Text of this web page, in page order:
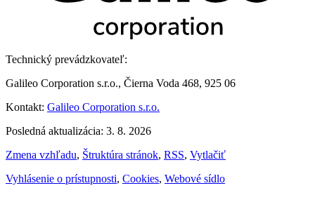
Technický prevádzkovateľ:
Galileo Corporation s.r.o., Čierna Voda 468, 925 06
Kontakt: Galileo Corporation s.r.o.
Posledná aktualizácia: 3. 8. 2026
Zmena vzhľadu, Štruktúra stránok, RSS, Vytlačiť
Vyhlásenie o prístupnosti, Cookies, Webové sídlo